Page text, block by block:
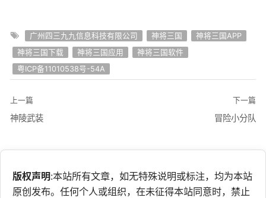
广州四三九九信息科技有限公司 神将三国
神将三国APP
神将三国下载
神将三国应用
神将三国软件
粤ICP备11010538号-54A
上一篇
神陵武装
下一篇
冒险小分队
版权声明:本站所有文章，如无特殊说明或标注，均为本站
原创发布。任何个人或组织，在未征得本站同意时，禁止